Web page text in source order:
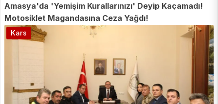
Amasya'da 'Yemişim Kurallarınızı' Deyip Kaçamadı!
Motosiklet Magandasına Ceza Yağdı!
Kars